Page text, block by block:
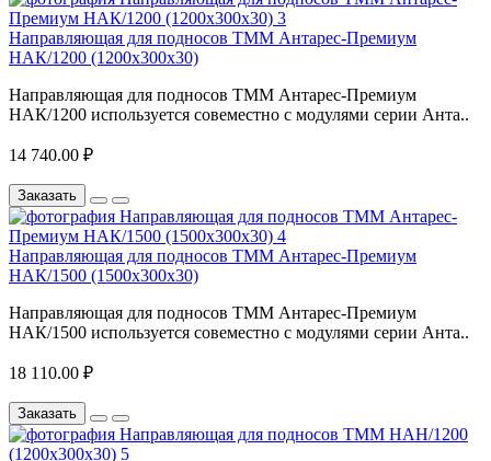
Направляющая для подносов ТММ Антарес-Премиум
НАК/1200 (1200х300х30)
Направляющая для подносов ТММ Антарес-Премиум
НАК/1200 используется совеместно с модулями серии Анта..
14 740.00 ₽
Заказать
Направляющая для подносов ТММ Антарес-Премиум
НАК/1500 (1500х300х30)
Направляющая для подносов ТММ Антарес-Премиум
НАК/1500 используется совеместно с модулями серии Анта..
18 110.00 ₽
Заказать